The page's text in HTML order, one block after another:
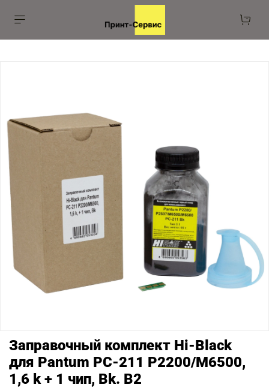
Заправочный комплект Hi-Black
для Pantum PC-211 P2200/M6500,
1,6 k + 1 чип, Bk. В2